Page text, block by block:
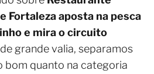
Fortaleza aposta na pesca
e mira o circuito
grande valia, separamos
bom quanto na categoria